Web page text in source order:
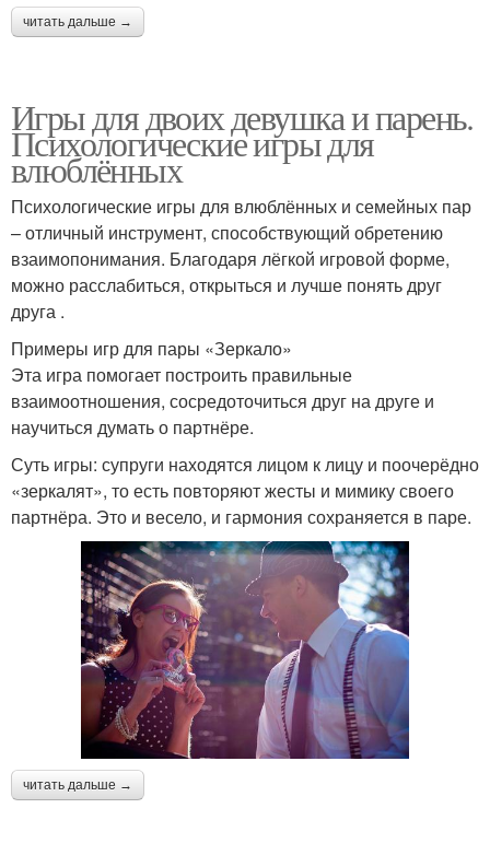
читать дальше →
Игры для двоих девушка и парень.
Психологические игры для
влюблённых
Психологические игры для влюблённых и семейных пар
– отличный инструмент, способствующий обретению
взаимопонимания. Благодаря лёгкой игровой форме,
можно расслабиться, открыться и лучше понять друг
друга .
Примеры игр для пары «Зеркало»
Эта игра помогает построить правильные
взаимоотношения, сосредоточиться друг на друге и
научиться думать о партнёре.
Суть игры: супруги находятся лицом к лицу и поочерёдно
«зеркалят», то есть повторяют жесты и мимику своего
партнёра. Это и весело, и гармония сохраняется в паре.
читать дальше →